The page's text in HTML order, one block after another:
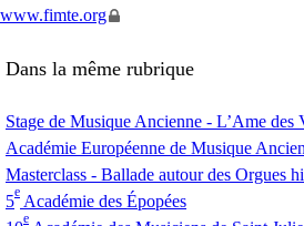
www.fimte.org
Dans la même rubrique
Stage de Musique Ancienne - L’Ame des
Académie Européenne de Musique
Masterclass - Ballade autour des Orgues
5
e
Académie des Épopées
e